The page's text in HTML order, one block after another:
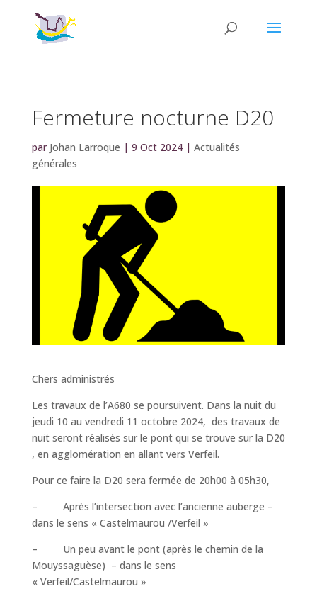
Fermeture nocturne D20
par Johan Larroque | 9 Oct 2024| Actualités
générales
Chers administrés
Les travaux de l’A680 se poursuivent. Dans la nuit du
jeudi 10 au vendredi 11 octobre 2024, des travaux de
nuit seront réalisés sur le pont qui se trouve sur la D20
, en agglomération en allant vers Verfeil.
Pour ce faire la D20 sera fermée de 20h00 à 05h30,
– Après l’intersection avec l’ancienne auberge –
dans le sens « Castelmaurou /Verfeil »
– Un peu avant le pont (après le chemin de la
Mouyssaguèse) – dans le sens
« Verfeil/Castelmaurou »